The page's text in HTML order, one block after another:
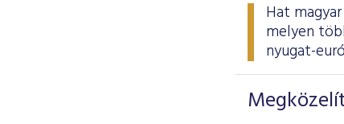
Hat
melyen
nyugat-